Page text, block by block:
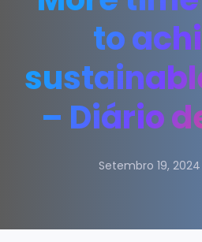
to
– Diário
Setembro 19, 2024